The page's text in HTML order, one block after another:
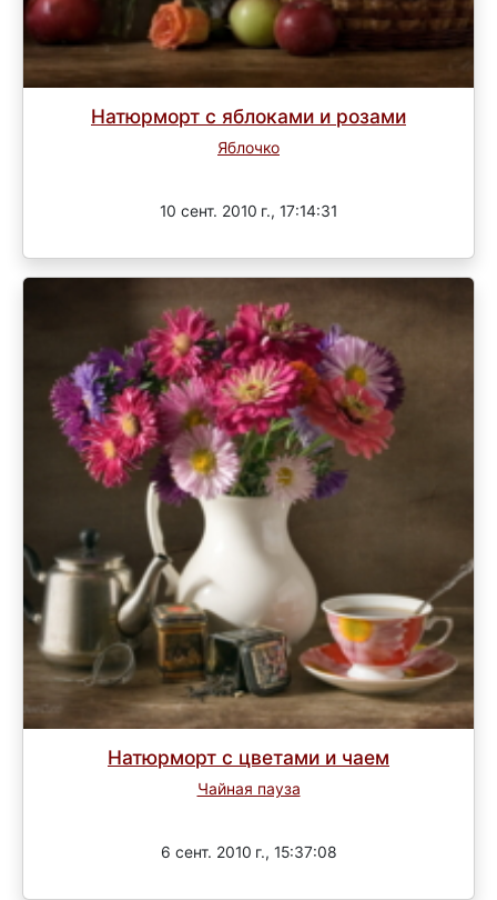
Натюрморт с яблоками и розами
Яблочко
10 сент. 2010 г., 17:14:31
Натюрморт с цветами и чаем
Чайная пауза
6 сент. 2010 г., 15:37:08